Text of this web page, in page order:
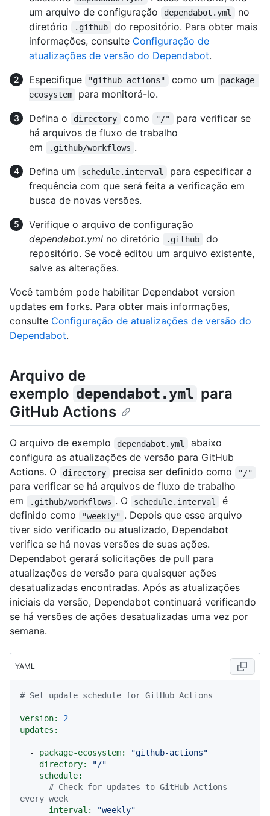
um arquivo de configuração
dependabot.yml
no
diretório
.github
do repositório. Para obter mais
informações, consulte Configuração de
atualizações de versão do Dependabot.
Especifique
"github-actions" como um
package-
ecosystem
para monitorá-lo.
Defina o
directory como "/"
para verificar se
há arquivos de fluxo de trabalho
em
.github/workflows .
Defina um
schedule.interval
para especificar a
frequência com que será feita a verificação em
busca de novas versões.
Verifique o arquivo de configuração
dependabot.yml no diretório .github
do
repositório. Se você editou um arquivo existente,
salve as alterações.
Você também pode habilitar Dependabot version
updates em forks. Para obter mais informações,
consulte Configuração de atualizações de versão do
Dependabot.
Arquivo de
exemplo dependabot.yml para
GitHub Actions
O arquivo de exemplo dependabot.yml
abaixo
configura as atualizações de versão para GitHub
Actions. O
directory precisa ser definido como "/"
para verificar se há arquivos de fluxo de trabalho
em
.github/workflows . O schedule.interval
é
definido como
"weekly" . Depois que esse arquivo
tiver sido verificado ou atualizado, Dependabot
verifica se há novas versões de suas ações.
Dependabot gerará solicitações de pull para
atualizações de versão para quaisquer ações
desatualizadas encontradas. Após as atualizações
iniciais da versão, Dependabot continuará verificando
se há versões de ações desatualizadas uma vez por
semana.
YAML
# Set update schedule for GitHub Actions
version:
2
updates:
- package-ecosystem:
"github-actions"
directory:
"/"
schedule:
# Check for updates to GitHub Actions
every week
interval:
"weekly"